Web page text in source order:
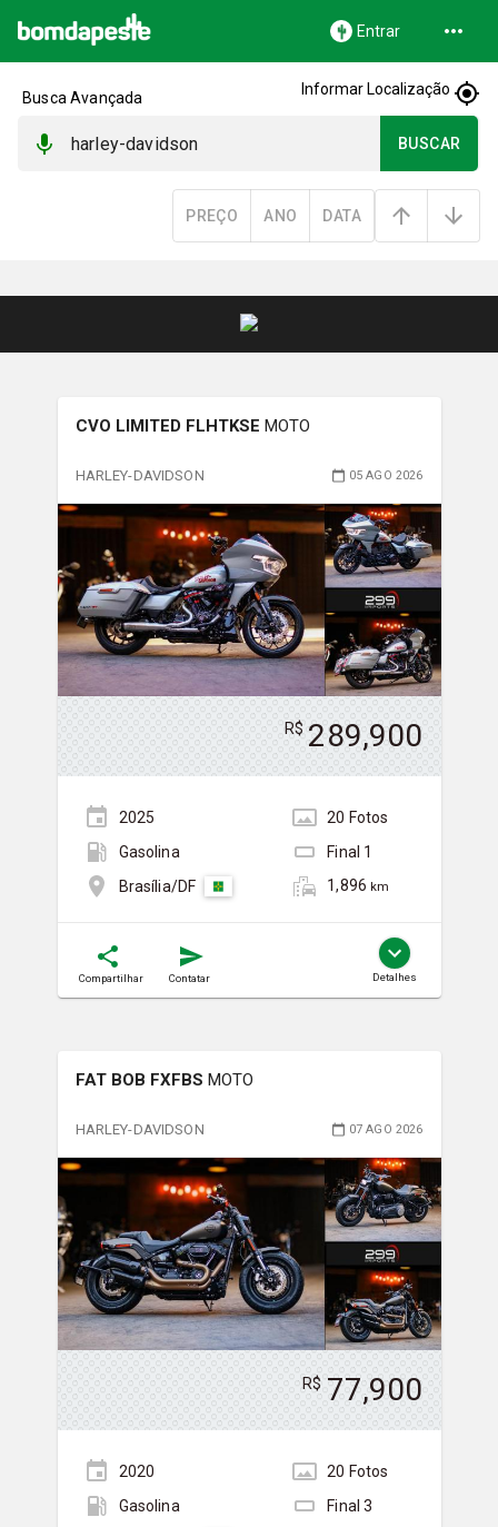
Entrar
Busca Avançada Informar Localização
BUSCAR
PREÇO ANO DATA
CVO LIMITED FLHTKSE MOTO
HARLEY-DAVIDSON 05 AGO 2026
R$ 289,900
2025 20 Fotos
Gasolina
Final 1
Brasília/DF
1,896 km
Compartilhar Contatar Detalhes
FAT BOB FXFBS MOTO
HARLEY-DAVIDSON 07 AGO 2026
R$ 77,900
2020 20 Fotos
Gasolina
Final3